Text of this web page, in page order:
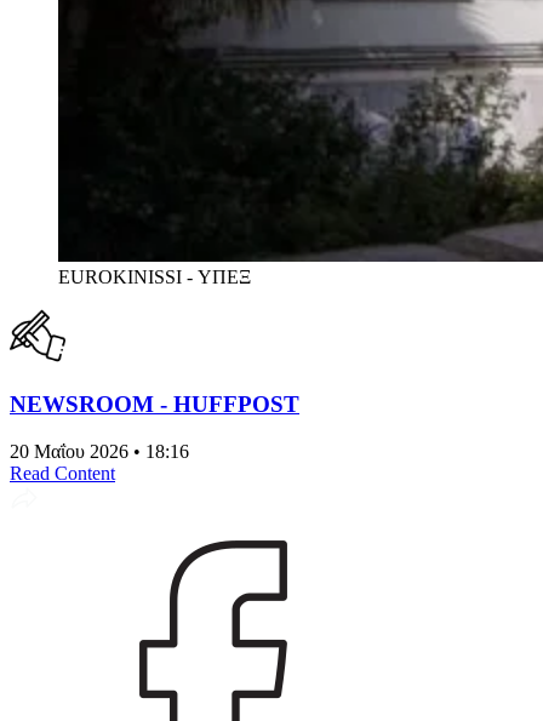
EUROKINISSI - ΥΠΕΞ
NEWSROOM - HUFFPOST
20 Μαΐου 2026 • 18:16
Read Content